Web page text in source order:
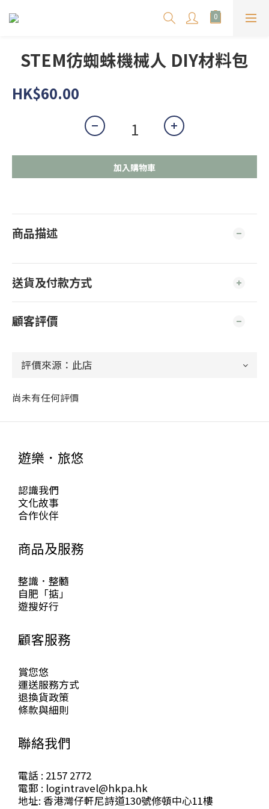
STEM彷蜘蛛機械人 DIY材料包
HK$60.00
加入購物車
商品描述
送貨及付款方式
顧客評價
尚未有任何評價
遊樂．旅悠
認識我們
文化故事
合作伙伴
商品及服務
整識．整髓
自肥「掂」
遊搜好行
顧客服務
賞您悠
運送服務方式
退換貨政策
條款與細則
聯絡我們
電話 : 2157 2772
電郵 : logintravel@hkpa.hk
地址: 香港灣仔軒尼詩道130號修頓中心11樓